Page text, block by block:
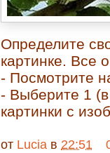
Определите
картинке. Все
- Посмотрите
- Выберите 1
картинки с
от Lucia в 22:51